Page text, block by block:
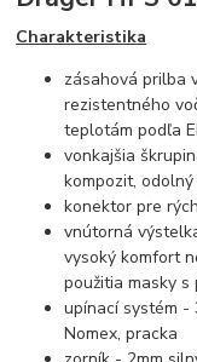
Charakteristika
zásahová prilba
rezistentného
teplotám podľa
vonkajšia
kompozit,
konektor pre
vnútorná
vysoký komfort
použitia masky s
upínací systém -
Nomex, pracka